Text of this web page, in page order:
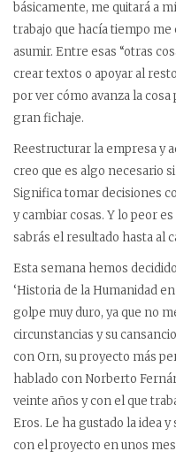
básicamente, me quitará a
trabajo que hacía tiempo
asumir. Entre esas “otras
crear textos o apoyar al
por ver cómo avanza la
gran fichaje.
Reestructurar la empresa y
creo que es algo necesario
Significa tomar decisiones
y cambiar cosas. Y lo peor
sabrás el resultado hasta al
Esta semana hemos
‘Historia de la Humanidad
golpe muy duro, ya que no
circunstancias y su
con Orn, su proyecto más
hablado con Norberto
veinte años y con el que
Eros. Le ha gustado la idea
con el proyecto en unos